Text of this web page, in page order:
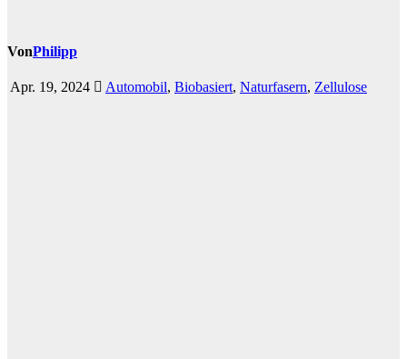
VonPhilipp
Apr. 19, 2024 Automobil, Biobasiert, Naturfasern, Zellulose